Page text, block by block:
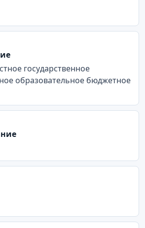
государственное
образовательное бюджетное